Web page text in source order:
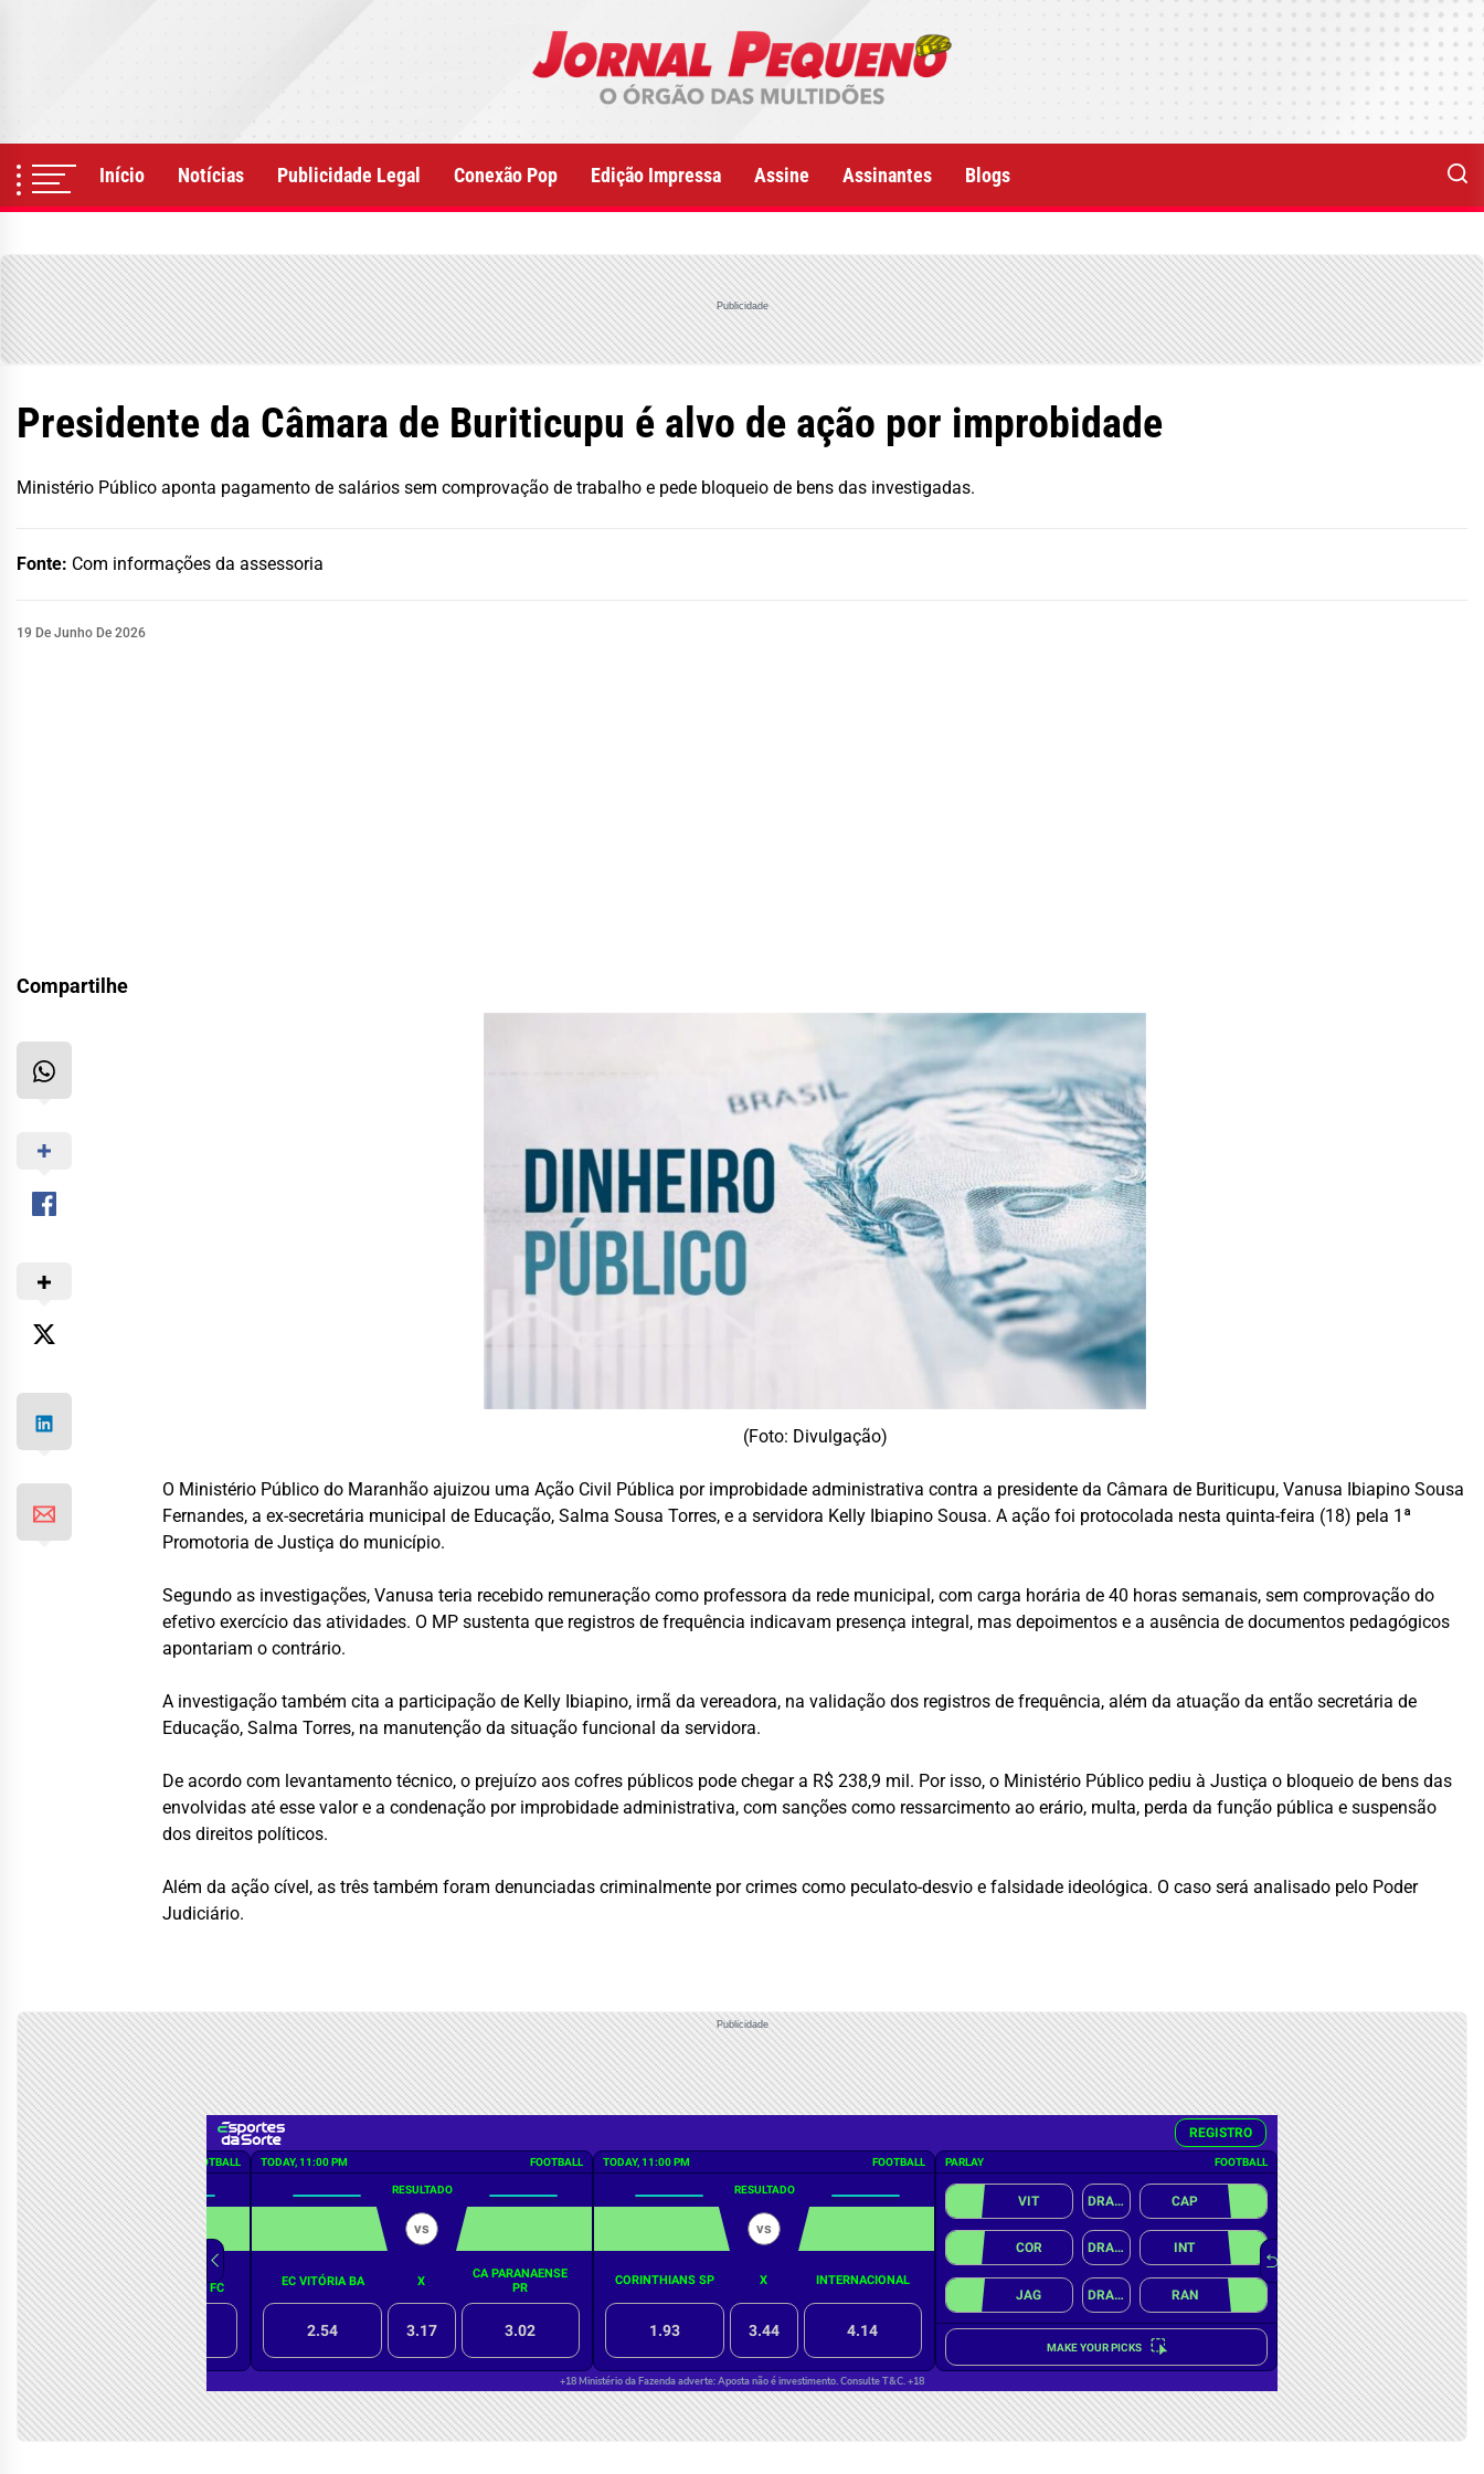
Início Notícias Publicidade Legal Conexão Pop Edição Impressa Assine Assinantes Blogs
Publicidade
Presidente da Câmara de Buriticupu é alvo de ação por improbidade
Ministério Público aponta pagamento de salários sem comprovação de trabalho e pede bloqueio de bens das investigadas.
Fonte: Com informações da assessoria
19 De Junho De 2026
Compartilhe
(Foto: Divulgação)
O Ministério Público do Maranhão ajuizou uma Ação Civil Pública por improbidade administrativa contra a presidente da Câmara de Buriticupu, Vanusa Ibiapino Sousa
Fernandes, a ex-secretária municipal de Educação, Salma Sousa Torres, e a servidora Kelly Ibiapino Sousa. A ação foi protocolada nesta quinta-feira (18) pela 1ª
Promotoria de Justiça do município.
Segundo as investigações, Vanusa teria recebido remuneração como professora da rede municipal, com carga horária de 40 horas semanais, sem comprovação do
efetivo exercício das atividades. O MP sustenta que registros de frequência indicavam presença integral, mas depoimentos e a ausência de documentos pedagógicos
apontariam o contrário.
A investigação também cita a participação de Kelly Ibiapino, irmã da vereadora, na validação dos registros de frequência, além da atuação da então secretária de
Educação, Salma Torres, na manutenção da situação funcional da servidora.
De acordo com levantamento técnico, o prejuízo aos cofres públicos pode chegar a R$ 238,9 mil. Por isso, o Ministério Público pediu à Justiça o bloqueio de bens das
envolvidas até esse valor e a condenação por improbidade administrativa, com sanções como ressarcimento ao erário, multa, perda da função pública e suspensão
dos direitos políticos.
Além da ação cível, as três também foram denunciadas criminalmente por crimes como peculato-desvio e falsidade ideológica. O caso será analisado pelo Poder
Judiciário.
Publicidade